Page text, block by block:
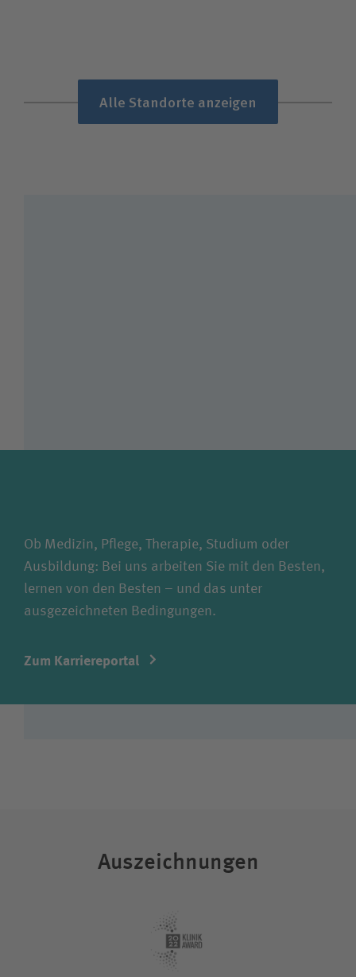
Alle Standorte anzeigen
Ob Medizin, Pflege, Therapie, Studium oder
Ausbildung: Bei uns arbeiten Sie mit den Besten,
lernen von den Besten – und das unter
ausgezeichneten Bedingungen.
Zum Karriereportal
Auszeichnungen